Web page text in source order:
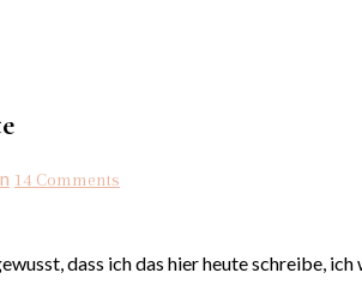
14 Comments
dass ich das hier heute schreibe,